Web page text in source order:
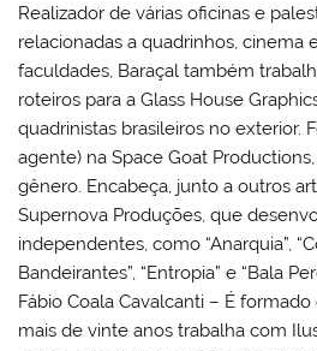
Realizador de várias oficinas e
relacionadas a quadrinhos, cinema
faculdades, Baraçal também
roteiros para a Glass House
quadrinistas brasileiros no exterior.
agente) na Space Goat
gênero. Encabeça, junto a outros
Supernova Produções, que
independentes, como “Anarquia”,
Bandeirantes”, “Entropia” e “Bala
Fábio Coala Cavalcanti – É
mais de vinte anos trabalha com